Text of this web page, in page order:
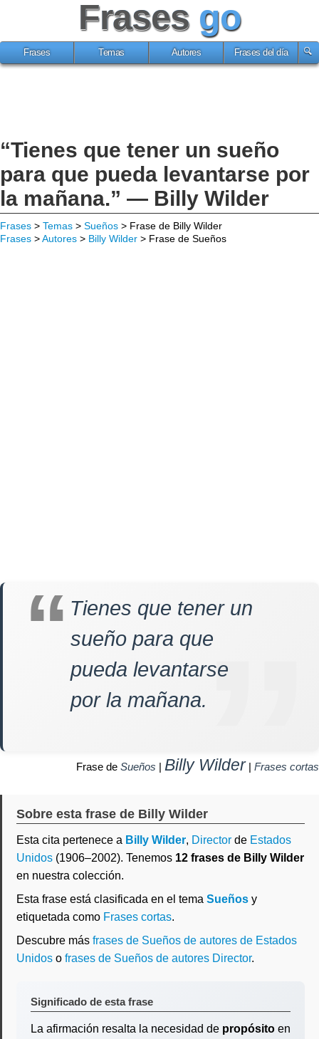
Frases go
Frases Temas Autores Frases del día
“Tienes que tener un sueño
para que pueda levantarse por
la mañana.” — Billy Wilder
Frases > Temas > Sueños > Frase de Billy Wilder
Frases >Autores > Billy Wilder > Frase de Sueños
Tienes que tener un
sueño para que
pueda levantarse
por la mañana.
Frase de Sueños | Billy Wilder| Frases cortas
Sobre esta frase de Billy Wilder
Esta cita pertenece a Billy Wilder, Director de Estados
Unidos (1906–2002). Tenemos 12 frases de Billy Wilder
en nuestra colección.
Esta frase está clasificada en el tema Sueños y
etiquetada como Frases cortas.
Descubre más frases de Sueños de autores de Estados
Unidos o frases de Sueños de autores Director.
Significado de esta frase
La afirmación resalta la necesidad de propósito en